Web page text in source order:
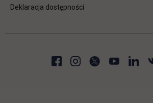
Deklaracja dostępności